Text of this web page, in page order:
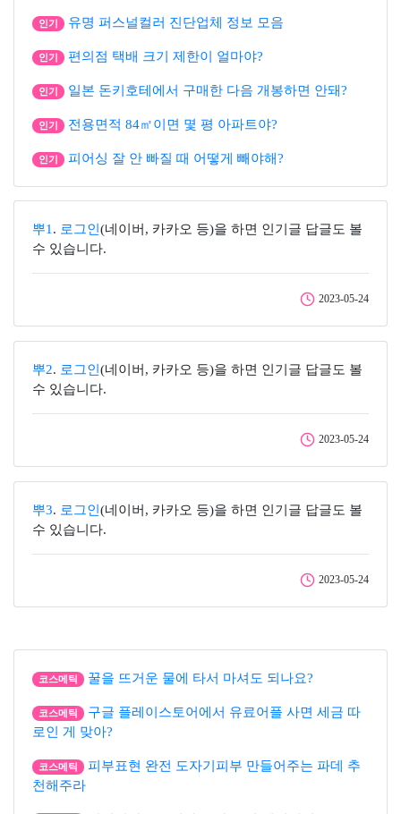
인기 유명 퍼스널컬러 진단업체 정보 모음
인기 편의점 택배 크기 제한이 얼마야?
인기 일본 돈키호테에서 구매한 다음 개봉하면 안돼?
인기 전용면적 84㎡이면 몇 평 아파트야?
인기 피어싱 잘 안 빠질 때 어떻게 빼야해?
뿌1 . 로그인 (네이버, 카카오 등)을 하면 인기글 답글도 볼
수 있습니다.
2023-05-24
뿌2. 로그인 (네이버, 카카오 등)을 하면 인기글 답글도 볼
수 있습니다.
2023-05-24
뿌3. 로그인 (네이버, 카카오 등)을 하면 인기글 답글도 볼
수 있습니다.
2023-05-24
코스메틱 꿀을 뜨거운 물에 타서 마셔도 되나요?
코스메틱
구글 플레이스토어에서 유료어플 사면 세금 따
로인 게 맞아?
코스메틱
피부표현 완전 도자기피부 만들어주는 파데 추
천해주라